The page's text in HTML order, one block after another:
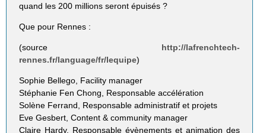
quand les 200 millions seront épuisés ?
Que pour Rennes :
(source http://lafrenchtech-
rennes.fr/language/fr/lequipe)
Sophie Bellego, Facility manager
Stéphanie Fen Chong, Responsable accélération
Solène Ferrand, Responsable administratif et projets
Eve Gesbert, Content & community manager
Claire Hardy, Responsable évènements et animation des